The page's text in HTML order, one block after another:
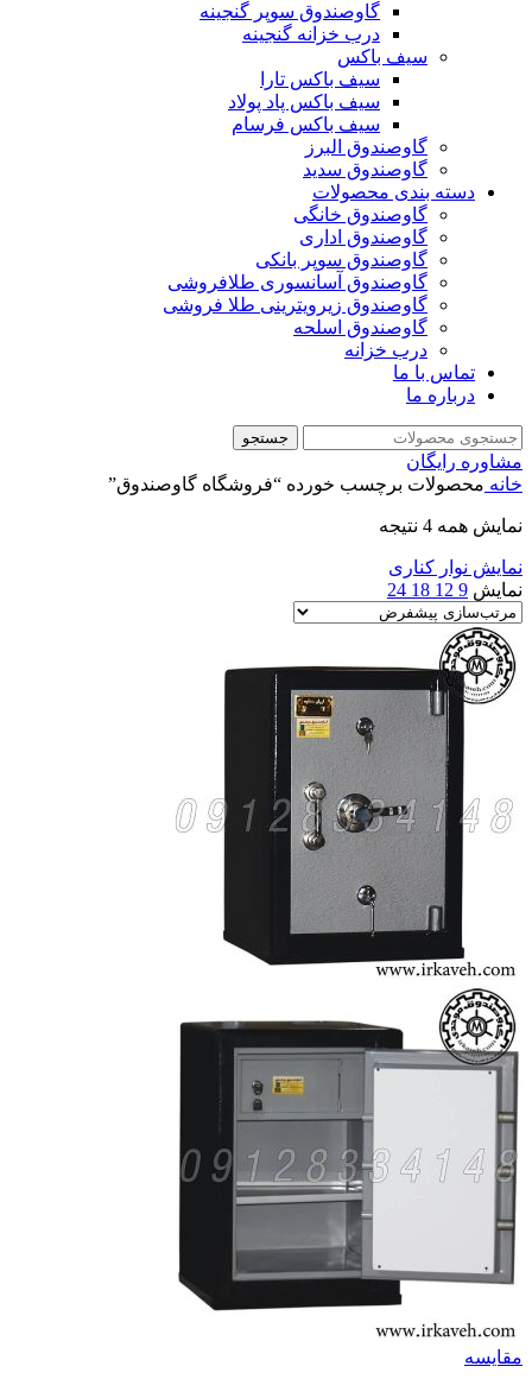
گاوصندوق سوپر گنجینه
درب خزانه گنجینه
سیف باکس
سیف باکس تارا
سیف باکس پاد پولاد
سیف باکس فرسام
گاوصندوق البرز
گاوصندوق سدید
دسته بندی محصولات
گاوصندوق خانگی
گاوصندوق اداری
گاوصندوق سوپر بانکی
گاوصندوق آسانسوری طلافروشی
گاوصندوق زیرویترینی طلا فروشی
گاوصندوق اسلحه
درب خزانه
تماس با ما
درباره ما
جستجو
مشاوره رایگان
خانه محصولات برچسب خورده “فروشگاه گاوصندوق”
نمایش همه 4 نتیجه
نمایش نوار کناری
نمایش 9
12
18
24
مقايسه